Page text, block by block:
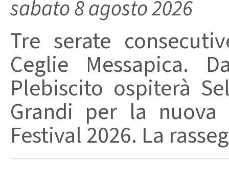
sabato 8 agosto 2026
Tre serate
Ceglie Messapica.
Plebiscito ospiterà
Grandi per la
Festival 2026. La